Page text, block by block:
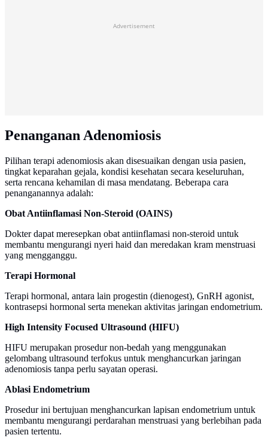
Advertisement
Penanganan Adenomiosis
Pilihan terapi adenomiosis akan disesuaikan dengan usia pasien,
tingkat keparahan gejala, kondisi kesehatan secara keseluruhan,
serta rencana kehamilan di masa mendatang. Beberapa cara
penanganannya adalah:
Obat Antiinflamasi Non-Steroid (OAINS)
Dokter dapat meresepkan obat antiinflamasi non-steroid untuk
membantu mengurangi nyeri haid dan meredakan kram menstruasi
yang mengganggu.
Terapi Hormonal
Terapi hormonal, antara lain progestin (dienogest), GnRH agonist,
kontrasepsi hormonal serta menekan aktivitas jaringan endometrium.
High Intensity Focused Ultrasound (HIFU)
HIFU merupakan prosedur non-bedah yang menggunakan
gelombang ultrasound terfokus untuk menghancurkan jaringan
adenomiosis tanpa perlu sayatan operasi.
Ablasi Endometrium
Prosedur ini bertujuan menghancurkan lapisan endometrium untuk
membantu mengurangi perdarahan menstruasi yang berlebihan pada
pasien tertentu.